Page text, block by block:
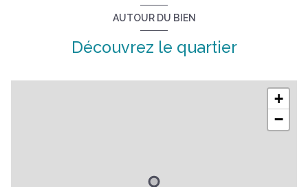
AUTOUR DU BIEN
Découvrez le quartier
+
−